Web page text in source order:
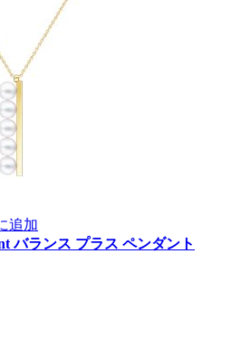
追加
バランス プラス ペンダント